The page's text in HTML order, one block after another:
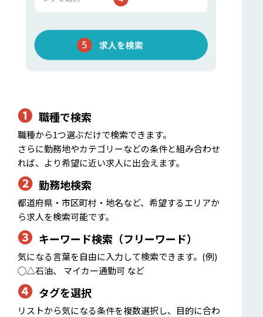
❶ 職種で検索
職種から1つ選ぶだけで検索できます。
さらに勤務地やカテゴリーなどの条件と組み合わせ
れば、より希望に近い求人に出会えます。
❷ 勤務地検索
都道府県・市区町村・地名など、希望するエリアか
ら求人を検索可能です。
❸ キーワード検索（フリーワード）
気になる言葉を自由に入力して検索できます。(例)
◯△石油、 マイカー通勤可 など
❹ タグを選択
リストから気になる条件を複数選択し、目的に合わ